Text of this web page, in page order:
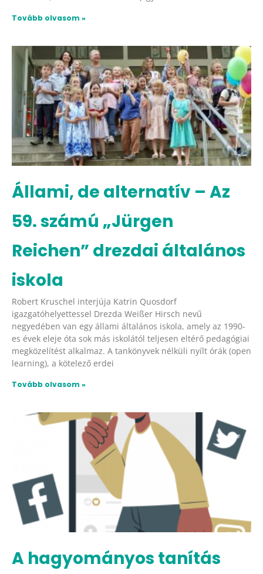
Tovább olvasom »
Állami, de alternatív – Az
59. számú „Jürgen
Reichen” drezdai általános
iskola
Robert Kruschel interjúja Katrin Quosdorf
igazgatóhelyettessel Drezda Weißer Hirsch nevű
negyedében van egy állami általános iskola, amely az 1990-
es évek eleje óta sok más iskolától teljesen eltérő pedagógiai
megközelítést alkalmaz. A tankönyvek nélküli nyílt órák (open
learning), a kötelező erdei
Tovább olvasom »
A hagyományos tanítás